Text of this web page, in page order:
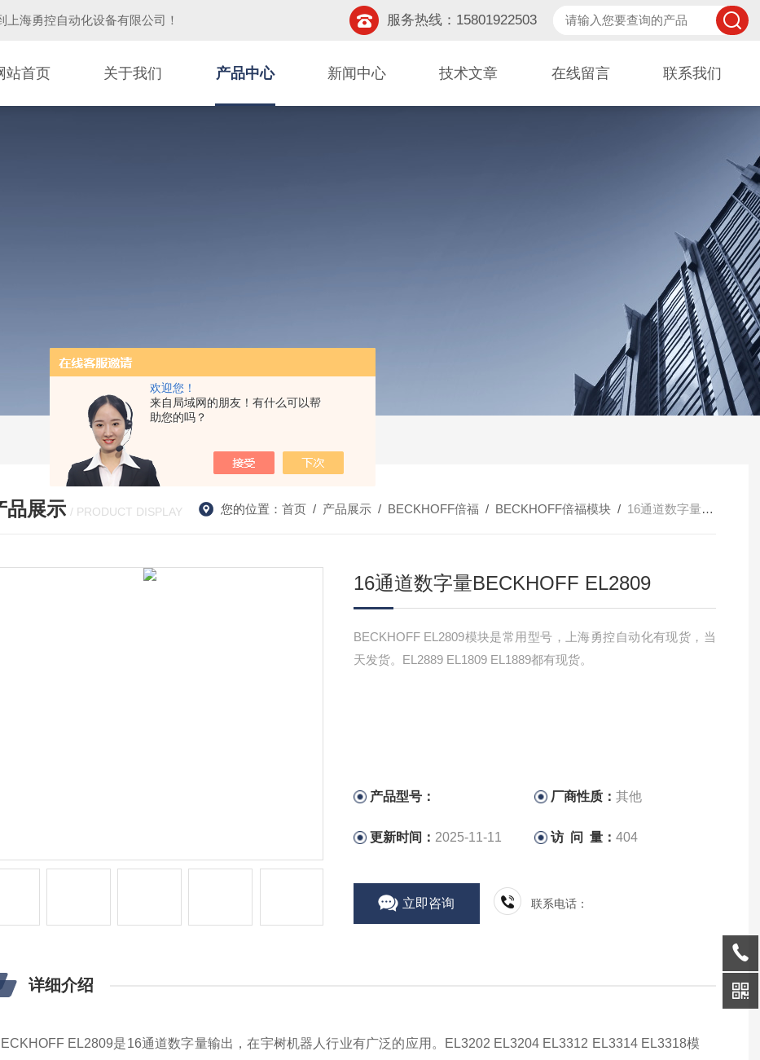
欢迎您！
来自局域网的朋友！有什么可以帮
助您的吗？
上海勇控自动化设备有限公司 ！ 服务热线：15801922503
站首页 关于我们 产品中心 新闻中心 技术文章 在线留言 联系我们
品展示 / PRODUCT DISPLAY 您的位置： 首页/ 产品展示/ BECKHOFF倍福 / BECKHOFF倍福模块/ 16通道数字量BECKHOFF EL2809
16通道数字量BECKHOFF EL2809
BECKHOFF EL2809模块是常用型号，上海勇控自动化有现货，当
天发货。EL2889 EL1809 EL1889都有现货。
产品型号： 厂商性质：其他
更新时间： 2025-11-11 访 问 量：404
立即咨询 联系电话：
详细介绍
EL2809是16通道数字量输出，在宇树机器人行业有广泛的应用。EL3202 EL3204 EL3312 EL3314 EL3318模